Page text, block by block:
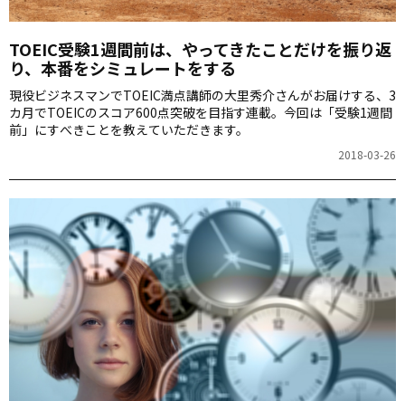
TOEIC受験1週間前は、やってきたことだけを振り返
り、本番をシミュレートをする
現役ビジネスマンでTOEIC満点講師の大里秀介さんがお届けする、3
カ月でTOEICのスコア600点突破を目指す連載。今回は「受験1週間
前」にすべきことを教えていただきます。
2018-03-26